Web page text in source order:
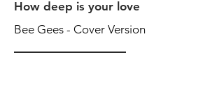
How deep is your love
Bee Gees - Cover Version